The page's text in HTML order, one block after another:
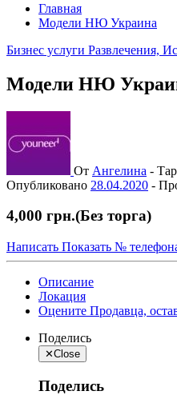
Главная
Модели НЮ Украина
Бизнес услуги Развлечения,
Модели НЮ
От Ангелина -
Опубликовано 28.04.2020 -
4,000 грн.(Без торга)
Написать Показать №
Описание
Локация
Оцените Продавца,
Поделись
✕Close
Поделись